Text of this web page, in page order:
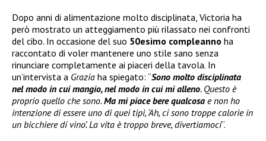
Dopo anni di alimentazione molto disciplinata, Victoria ha
però mostrato un atteggiamento più rilassato nei confronti
del cibo. In occasione del suo 50esimo compleanno ha
raccontato di voler mantenere uno stile sano senza
rinunciare completamente ai piaceri della tavola. In
un’intervista a Grazia ha spiegato: “Sono molto disciplinata
nel modo in cui mangio, nel modo in cui mi alleno. Questo è
proprio quello che sono.Ma mi piace bere qualcosa e non ho
intenzione di essere uno di quei tipi, ‘Ah, ci sono troppe calorie in
un bicchiere di vino’. La vita è troppo breve, divertiamoci“.